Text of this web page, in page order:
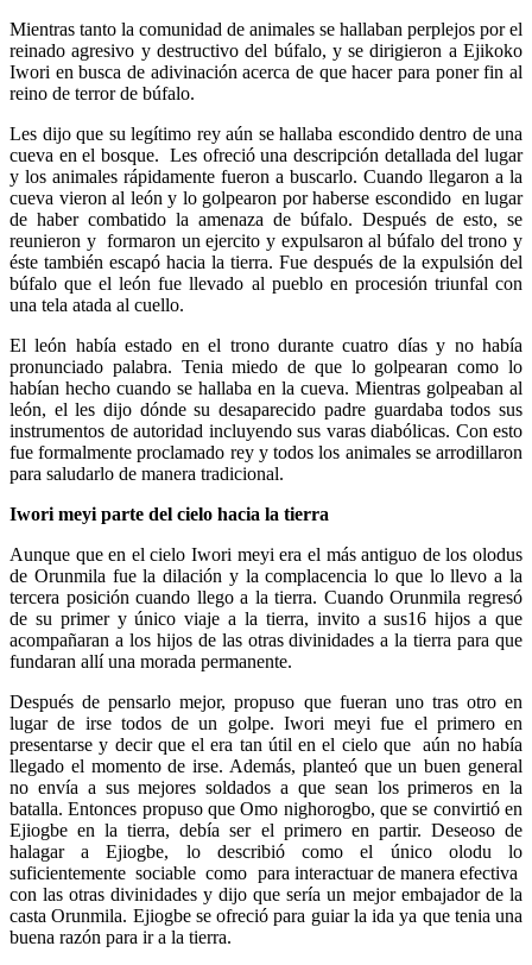
Mientras tanto la comunidad de animales se hallaban perplejos por el
reinado agresivo y destructivo del búfalo, y se dirigieron a Ejikoko
Iwori en busca de adivinación acerca de que hacer para poner fin al
reino de terror de búfalo.
Les dijo que su legítimo rey aún se hallaba escondido dentro de una
cueva en el bosque. Les ofreció una descripción detallada del lugar
y los animales rápidamente fueron a buscarlo. Cuando llegaron a la
cueva vieron al león y lo golpearon por haberse escondido en lugar
de haber combatido la amenaza de búfalo. Después de esto, se
reunieron y formaron un ejercito y expulsaron al búfalo del trono y
éste también escapó hacia la tierra. Fue después de la expulsión del
búfalo que el león fue llevado al pueblo en procesión triunfal con
una tela atada al cuello.
El león había estado en el trono durante cuatro días y no había
pronunciado palabra. Tenia miedo de que lo golpearan como lo
habían hecho cuando se hallaba en la cueva. Mientras golpeaban al
león, el les dijo dónde su desaparecido padre guardaba todos sus
instrumentos de autoridad incluyendo sus varas diabólicas. Con esto
fue formalmente proclamado rey y todos los animales se arrodillaron
para saludarlo de manera tradicional.
Iwori meyi parte del cielo hacia la tierra
Aunque que en el cielo Iwori meyi era el más antiguo de los olodus
de Orunmila fue la dilación y la complacencia lo que lo llevo a la
tercera posición cuando llego a la tierra. Cuando Orunmila regresó
de su primer y único viaje a la tierra, invito a sus16 hijos a que
acompañaran a los hijos de las otras divinidades a la tierra para que
fundaran allí una morada permanente.
Después de pensarlo mejor, propuso que fueran uno tras otro en
lugar de irse todos de un golpe. Iwori meyi fue el primero en
presentarse y decir que el era tan útil en el cielo que aún no había
llegado el momento de irse. Además, planteó que un buen general
no envía a sus mejores soldados a que sean los primeros en la
batalla. Entonces propuso que Omo nighorogbo, que se convirtió en
Ejiogbe en la tierra, debía ser el primero en partir. Deseoso de
halagar a Ejiogbe, lo describió como el único olodu lo
suficientemente sociable como para interactuar de manera efectiva
con las otras divinidades y dijo que sería un mejor embajador de la
casta Orunmila. Ejiogbe se ofreció para guiar la ida ya que tenia una
buena razón para ir a la tierra.